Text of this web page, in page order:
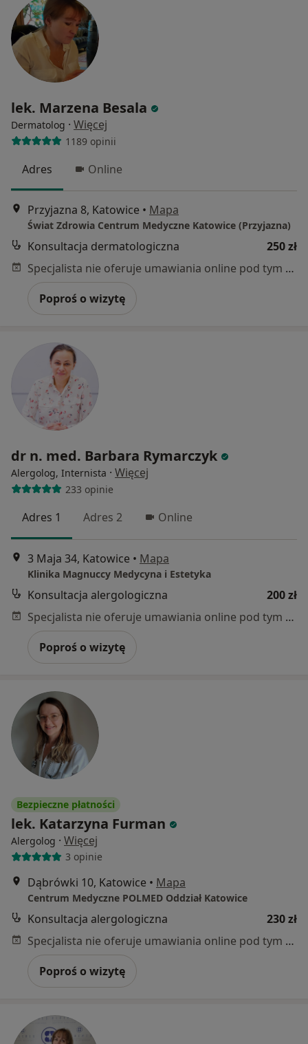
lek. Marzena Besala
Dermatolog · Więcej
1189 opinii
Adres Online
Przyjazna 8, Katowice • Mapa
Świat Zdrowia Centrum Medyczne Katowice (Przyjazna)
Konsultacja dermatologiczna
250 zł
Specjalista nie oferuje umawiania online pod tym adresem.
Poproś o wizytę
dr n. med. Barbara Rymarczyk
Alergolog, Internista · Więcej
233 opinie
Adres 1 Adres 2 Online
3 Maja 34, Katowice • Mapa
Klinika Magnuccy Medycyna i Estetyka
Konsultacja alergologiczna
200 zł
Specjalista nie oferuje umawiania online pod tym adresem.
Poproś o wizytę
Bezpieczne płatności
lek. Katarzyna Furman
Alergolog · Więcej
3 opinie
Dąbrówki 10, Katowice • Mapa
Centrum Medyczne POLMED Oddział Katowice
Konsultacja alergologiczna
230 zł
Specjalista nie oferuje umawiania online pod tym adresem.
Poproś o wizytę